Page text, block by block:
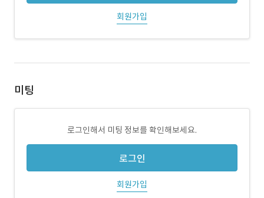
회원가입
미팅
로그인해서 미팅 정보를 확인해보세요.
로그인
회원가입